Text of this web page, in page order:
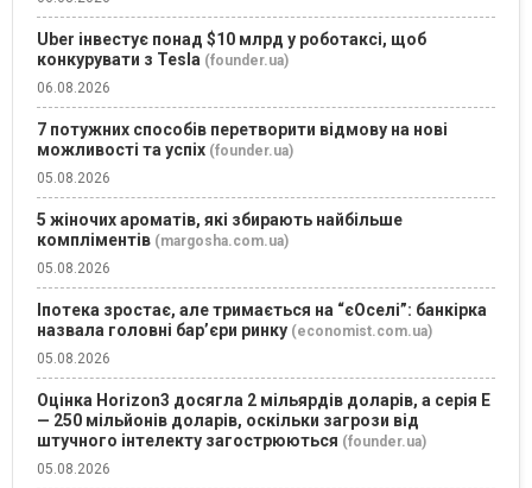
Uber інвестує понад $10 млрд у роботаксі, щоб
конкурувати з Tesla (founder.ua)
06.08.2026
7 потужних способів перетворити відмову на нові
можливості та успіх (founder.ua)
05.08.2026
5 жіночих ароматів, які збирають найбільше
компліментів (margosha.com.ua)
05.08.2026
Іпотека зростає, але тримається на “єОселі”: банкірка
назвала головні бар’єри ринку (economist.com.ua)
05.08.2026
Оцінка Horizon3 досягла 2 мільярдів доларів, а серія E
— 250 мільйонів доларів, оскільки загрози від
штучного інтелекту загострюються (founder.ua)
05.08.2026